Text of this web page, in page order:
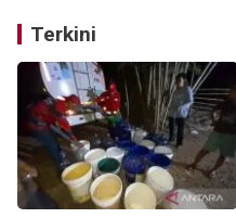
Terkini